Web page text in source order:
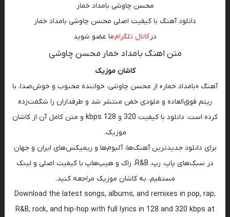
محسن چاوشی بامداد خمار
دانلود آهنگ با کیفیت اصلی محسن چاوشی بامداد خمار
در کانال تلگرامما عضو شوید
متن اهنگ بامداد خمار محسن چاوشی
کاشان موزیک
آهنگ «بامداد خمار» از محسن چاوشی، خواننده محبوب و خوش‌صدا، با
ریتم فوق‌العاده و ملودی خفن منتشر شد و طرفداران را شگفت‌زده
کرده است. دانلود با کیفیت 320 و 128 kbps و متن کامل آن از کاشان
موزیک.
برای دانلود جدیدترین آهنگ‌ها، آلبوم‌ها و ریمیکس‌های ایران و جهان
در سبک‌های پاپ، رپ، R&B، راک و هیپ‌هاپ با کیفیت اصلی و لینک
مستقیم، به کاشان موزیک مراجعه کنید.
Download the latest songs, albums, and remixes in pop, rap,
R&B, rock, and hip-hop with full lyrics in 128 and 320 kbps at